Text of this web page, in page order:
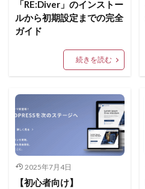
「RE:Diver」のインストー
ルから初期設定までの完全
ガイド
続きを読む
2025年7月4日
【初心者向け】